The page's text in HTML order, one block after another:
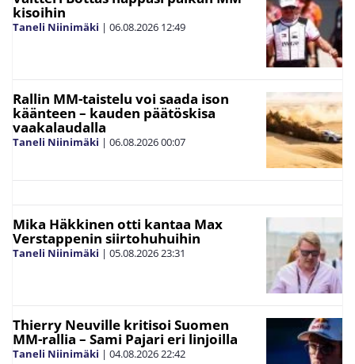
kisoihin
Taneli Niinimäki | 06.08.2026 12:49
Rallin MM-taistelu voi saada ison
käänteen – kauden päätöskisa
vaakalaudalla
Taneli Niinimäki | 06.08.202600:07
Mika Häkkinen otti kantaa Max
Verstappenin siirtohuhuihin
Taneli Niinimäki | 05.08.202623:31
Thierry Neuville kritisoi Suomen
MM-rallia – Sami Pajari eri linjoilla
Taneli Niinimäki | 04.08.202622:42